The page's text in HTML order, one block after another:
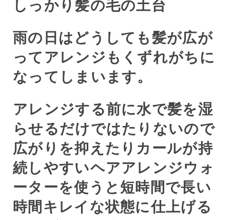
しっかり髪の毛の土台
雨の日はどうしても髪が広が
ってアレンジもくずれがちに
なってしまいます。
アレンジする前に水で髪を湿
らせるだけではたりないので
広がりを抑えたりカールが持
続しやすいヘアアレンジウォ
ーターを使うと短時間で長い
時間キレイな状態に仕上げる